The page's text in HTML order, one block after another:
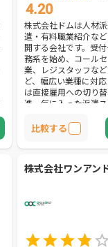
4.20
株式会社ドムは人材
遣・有料職業紹介な
開する会社です。受
務系を始め、コール
業、レジスタッフな
ど、幅広い業種に対
は直接雇用への切り
進。気に入った派遣
直接雇用し、適正価
遣サービスを提供し
段階でスタッフの人
できるため、失敗の
クを事前に見抜く適
握します。長期的な雇
比較する